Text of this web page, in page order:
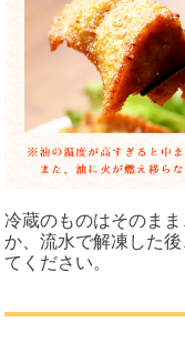
冷蔵のものはそのま
か、流水で解凍した
てください。